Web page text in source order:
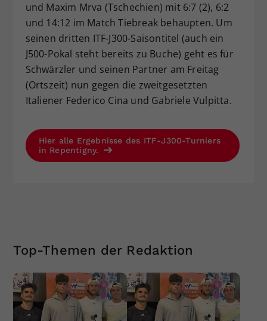
und Maxim Mrva (Tschechien) mit 6:7 (2), 6:2
und 14:12 im Match Tiebreak behaupten. Um
seinen dritten ITF-J300-Saisontitel (auch ein
J500-Pokal steht bereits zu Buche) geht es für
Schwärzler und seinen Partner am Freitag
(Ortszeit) nun gegen die zweitgesetzten
Italiener Federico Cina und Gabriele Vulpitta.
Hier alle Ergebnisse des ITF-J300-Turniers
in Repentigny.
Top-Themen der Redaktion